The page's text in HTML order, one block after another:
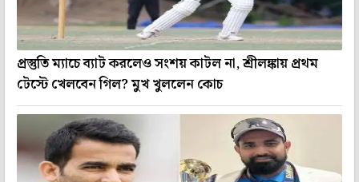
প্রস্তুতি ম্যাচে ব্যাট করলেও সংশয় কাটল না, শ্রীলঙ্কায় প্রথম
টেস্টে খেলবেন গিল? মুখ খুললেন কোচ